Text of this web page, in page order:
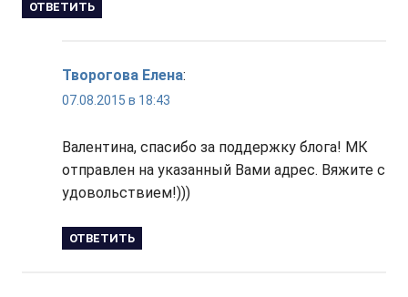
ОТВЕТИТЬ
Творогова Елена:
07.08.2015 в 18:43
Валентина, спасибо за поддержку блога! МК
отправлен на указанный Вами адрес. Вяжите с
удовольствием!)))
ОТВЕТИТЬ